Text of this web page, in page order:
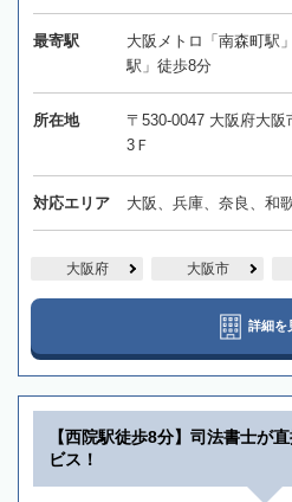
最寄駅
大阪メトロ「南森町駅
駅」徒歩8分
所在地
〒530-0047 大阪府大
3Ｆ
対応エリア 大阪、兵庫、奈良、和
大阪府 大阪市
詳細を
【西院駅徒歩8分】司法書士が
ビス！